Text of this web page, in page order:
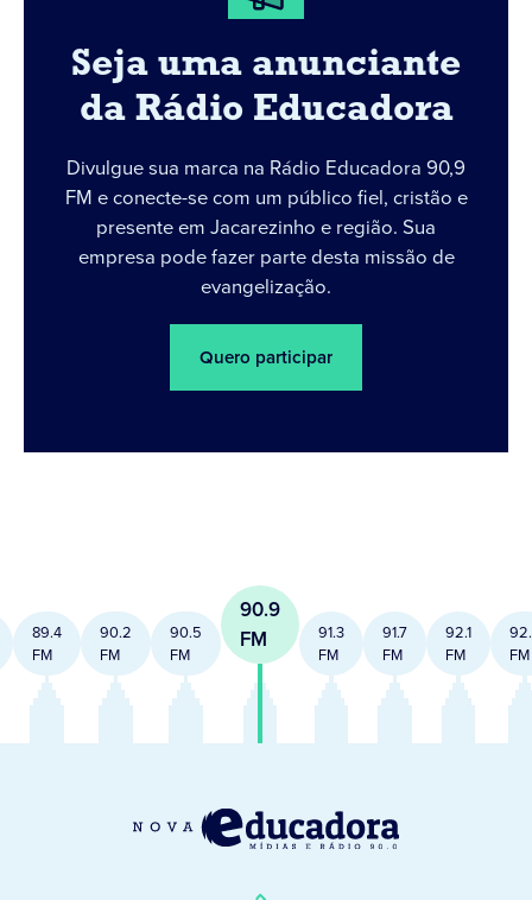
Seja uma anunciante
da Rádio Educadora
Divulgue sua marca na Rádio Educadora 90,9
FM e conecte-se com um público fiel, cristão e
presente em Jacarezinho e região. Sua
empresa pode fazer parte desta missão de
evangelização.
Quero participar
89.4
FM
90.2
FM
90.5
FM
90.9
FM
91.3
FM
91.7
FM
92.1
FM
FM